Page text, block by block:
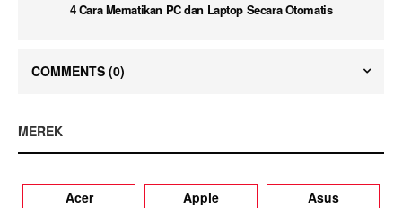
4 Cara Mematikan PC dan Laptop Secara Otomatis
COMMENTS (0)
MEREK
Acer Apple
Asus